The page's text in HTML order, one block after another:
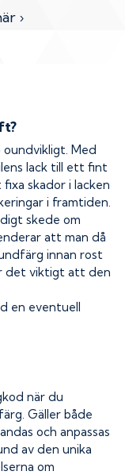
›
Med
lack till ett fint
skador i lacken
i framtiden.
skede om
att man då
innan rost
det viktigt att den
en eventuell
när du
Gäller både
och anpassas
av den unika
om